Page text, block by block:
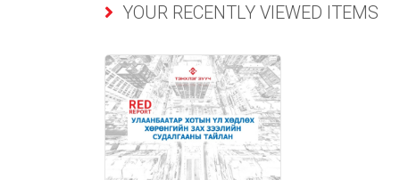
YOUR RECENTLY VIEWED ITEMS